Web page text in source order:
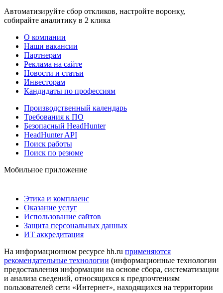
Автоматизируйте сбор откликов, настройте воронку,
собирайте аналитику в 2 клика
О компании
Наши вакансии
Партнерам
Реклама на сайте
Новости и статьи
Инвесторам
Кандидаты по профессиям
Производственный календарь
Требования к ПО
Безопасный HeadHunter
HeadHunter API
Поиск работы
Поиск по резюме
Мобильное приложение
Этика и комплаенс
Оказание услуг
Использование сайтов
Защита персональных данных
ИТ аккредитация
На информационном ресурсе hh.ru применяются
рекомендательные технологии (информационные технологии
предоставления информации на основе сбора, систематизации
и анализа сведений, относящихся к предпочтениям
пользователей сети «Интернет», находящихся на территории